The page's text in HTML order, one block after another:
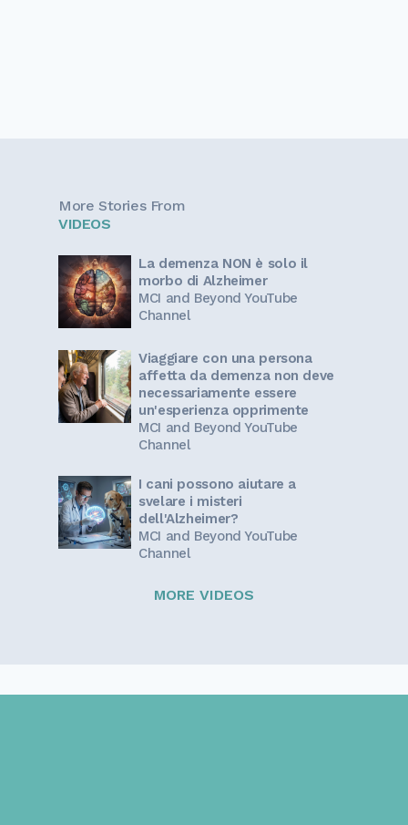
More Stories From
VIDEOS
La demenza NON è solo il
morbo di Alzheimer
MCI and Beyond YouTube
Channel
Viaggiare con una persona
affetta da demenza non deve
necessariamente essere
un'esperienza opprimente
MCI and Beyond YouTube
Channel
I cani possono aiutare a
svelare i misteri
dell'Alzheimer?
MCI and Beyond YouTube
Channel
MORE VIDEOS